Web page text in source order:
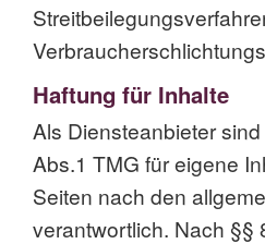
Haftung für Inhalte
Als Diensteanbieter
Abs.1 TMG für eigene
Seiten nach den
verantwortlich. Nach §§